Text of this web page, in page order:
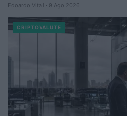
Edoardo Vitali · 9 Ago 2026
CRIPTOVALUTE